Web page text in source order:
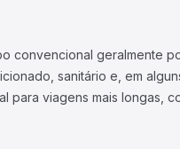
convencional geralmente
sanitário e, em
para viagens mais longas,